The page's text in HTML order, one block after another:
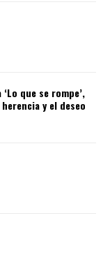
que se rompe’,
y el deseo